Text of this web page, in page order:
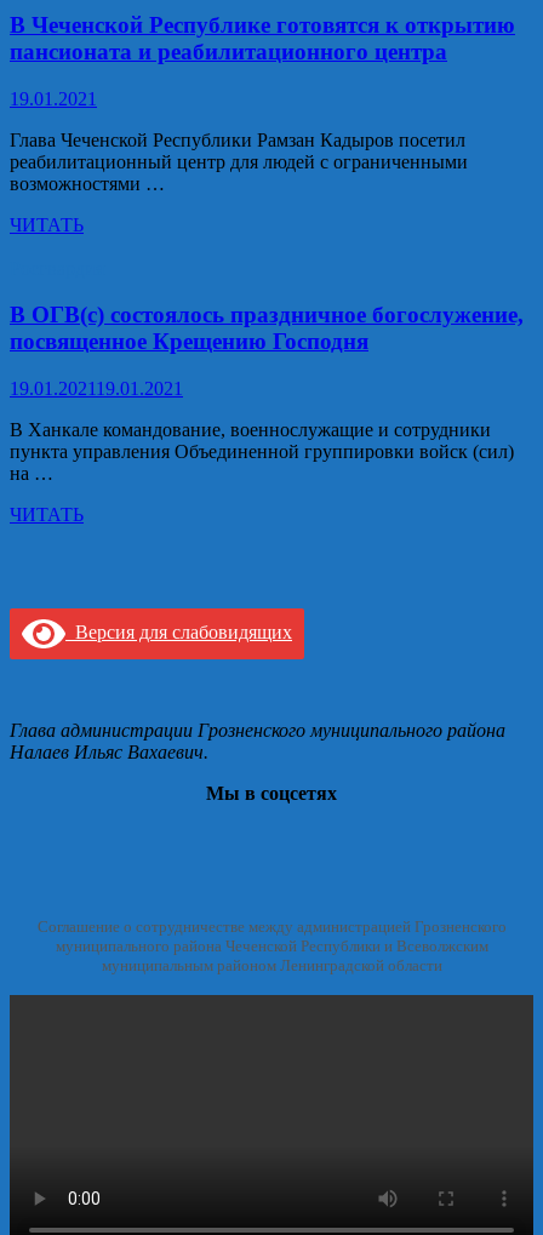
на
новом
ангиографе,
в
рамках
нацпроекта
«Здравоохранение»
В Чеченской Республике готовятся к открытию
пансионата и реабилитационного центра
19.01.2021
Глава Чеченской Республики Рамзан Кадыров посетил
реабилитационный центр для людей с ограниченными
возможностями …
В
к
открытию
пансионата
реабилитационного
центра
ЧИТАТЬ
В ОГВ(с) состоялось праздничное богослужение,
посвященное Крещению Господня
19.01.202119.01.2021
В Ханкале командование, военнослужащие и сотрудники
пункта управления Объединенной группировки войск (сил)
на …
В
посвященное
Крещению
Господня
ЧИТАТЬ
Версия для слабовидящих
Глава администрации Грозненского муниципального района
Налаев Ильяс Вахаевич.
Мы в соцсетях
Соглашение о сотрудничестве между администрацией Грозненского
муниципального района Чеченской Республики и Всеволжским
муниципальным районом Ленинградской области